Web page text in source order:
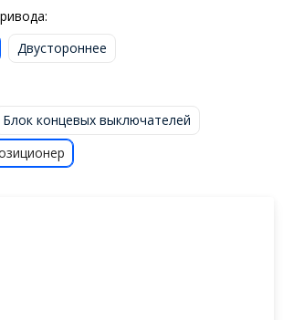
Двустороннее
Блок концевых выключателей